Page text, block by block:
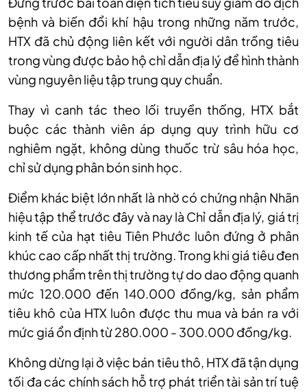
bệnh và biến đổi khí hậu trong những năm trước,
HTX đã chủ động liên kết với người dân trồng tiêu
trong vùng được bảo hộ chỉ dẫn địa lý để hình thành
vùng nguyên liệu tập trung quy chuẩn.
Thay vì canh tác theo lối truyền thống, HTX bắt
buộc các thành viên áp dụng quy trình hữu cơ
nghiêm ngặt, không dùng thuốc trừ sâu hóa học,
chỉ sử dụng phân bón sinh học.
Điểm khác biệt lớn nhất là nhờ có chứng nhận Nhãn
hiệu tập thể trước đây và nay là Chỉ dẫn địa lý, giá trị
kinh tế của hạt tiêu Tiên Phước luôn đứng ở phân
khúc cao cấp nhất thị trường. Trong khi giá tiêu đen
thương phẩm trên thị trường tự do dao động quanh
mức 120.000 đến 140.000 đồng/kg, sản phẩm
tiêu khô của HTX luôn được thu mua và bán ra với
mức giá ổn định từ 280.000 - 300.000 đồng/kg.
Không dừng lại ở việc bán tiêu thô, HTX đã tận dụng
tối đa các chính sách hỗ trợ phát triển tài sản trí tuệ